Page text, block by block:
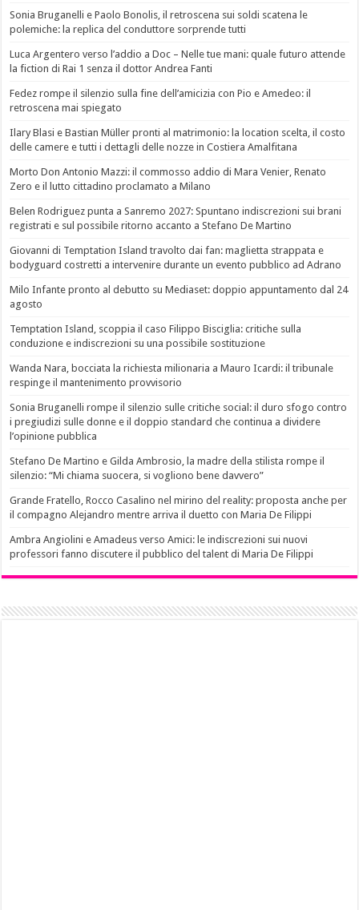
Sonia Bruganelli e Paolo Bonolis, il retroscena sui soldi scatena le
polemiche: la replica del conduttore sorprende tutti
Luca Argentero verso l’addio a Doc – Nelle tue mani: quale futuro attende
la fiction di Rai 1 senza il dottor Andrea Fanti
Fedez rompe il silenzio sulla fine dell’amicizia con Pio e Amedeo: il
retroscena mai spiegato
Ilary Blasi e Bastian Müller pronti al matrimonio: la location scelta, il costo
delle camere e tutti i dettagli delle nozze in Costiera Amalfitana
Morto Don Antonio Mazzi: il commosso addio di Mara Venier, Renato
Zero e il lutto cittadino proclamato a Milano
Belen Rodriguez punta a Sanremo 2027: Spuntano indiscrezioni sui brani
registrati e sul possibile ritorno accanto a Stefano De Martino
Giovanni di Temptation Island travolto dai fan: maglietta strappata e
bodyguard costretti a intervenire durante un evento pubblico ad Adrano
Milo Infante pronto al debutto su Mediaset: doppio appuntamento dal 24
agosto
Temptation Island, scoppia il caso Filippo Bisciglia: critiche sulla
conduzione e indiscrezioni su una possibile sostituzione
Wanda Nara, bocciata la richiesta milionaria a Mauro Icardi: il tribunale
respinge il mantenimento provvisorio
Sonia Bruganelli rompe il silenzio sulle critiche social: il duro sfogo contro
i pregiudizi sulle donne e il doppio standard che continua a dividere
l’opinione pubblica
Stefano De Martino e Gilda Ambrosio, la madre della stilista rompe il
silenzio: “Mi chiama suocera, si vogliono bene davvero”
Grande Fratello, Rocco Casalino nel mirino del reality: proposta anche per
il compagno Alejandro mentre arriva il duetto con Maria De Filippi
Ambra Angiolini e Amadeus verso Amici: le indiscrezioni sui nuovi
professori fanno discutere il pubblico del talent di Maria De Filippi